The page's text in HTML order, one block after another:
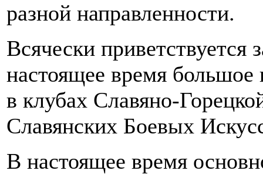
разной направленности.
Всячески приветствуется
настоящее время большое
в клубах Славяно-
Славянских Боевых
В настоящее время